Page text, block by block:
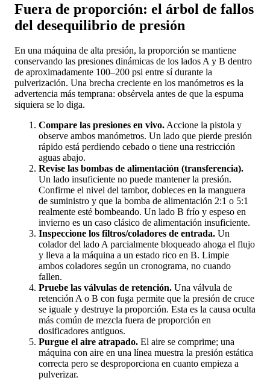
Fuera de proporción: el árbol de fallos
del desequilibrio de presión
En una máquina de alta presión, la proporción se mantiene
conservando las presiones dinámicas de los lados A y B dentro
de aproximadamente 100–200 psi entre sí durante la
pulverización. Una brecha creciente en los manómetros es la
advertencia más temprana: obsérvela antes de que la espuma
siquiera se lo diga.
Compare las presiones en vivo.Accione la pistola y
observe ambos manómetros. Un lado que pierde presión
rápido está perdiendo cebado o tiene una restricción
aguas abajo.
Revise las bombas de alimentación (transferencia).
Un lado insuficiente no puede mantener la presión.
Confirme el nivel del tambor, dobleces en la manguera
de suministro y que la bomba de alimentación 2:1 o 5:1
realmente esté bombeando. Un lado B frío y espeso en
invierno es un caso clásico de alimentación insuficiente.
Inspeccione los filtros/coladores de entrada. Un
colador del lado A parcialmente bloqueado ahoga el flujo
y lleva a la máquina a un estado rico en B. Limpie
ambos coladores según un cronograma, no cuando
fallen.
Pruebe las válvulas de retención. Una válvula de
retención A o B con fuga permite que la presión de cruce
se iguale y destruye la proporción. Esta es la causa oculta
más común de mezcla fuera de proporción en
dosificadores antiguos.
Purgue el aire atrapado. El aire se comprime; una
máquina con aire en una línea muestra la presión estática
correcta pero se desproporciona en cuanto empieza a
pulverizar.